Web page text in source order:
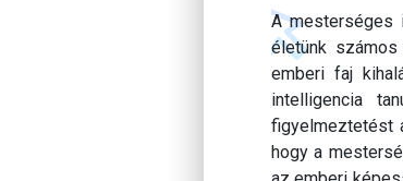
A mesterséges
életünk
emberi faj
intelligencia
figyelmeztetést
hogy a